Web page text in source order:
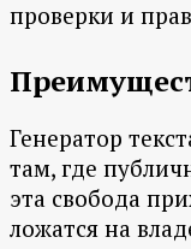
проверки и
Генератор
там, где
эта свобода
ложатся на